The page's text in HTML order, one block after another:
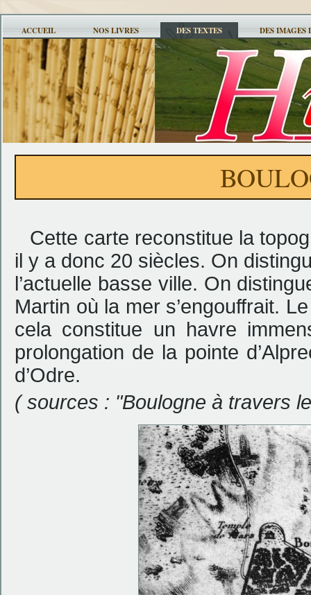
ACCUEIL NOS LIVRES DES TEXTES DES IMAGES
Cette carte reconstitue la
il y a donc 20 siècles. On
l’actuelle basse ville. On
Martin où la mer s’engouffrait.
cela constitue un havre
prolongation de la pointe
d’Odre.
( sources : "Boulogne à travers